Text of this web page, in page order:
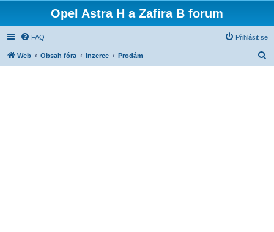
Opel Astra H a Zafira B forum
FAQ Přihlásit se
Web Obsah fóra Inzerce Prodám